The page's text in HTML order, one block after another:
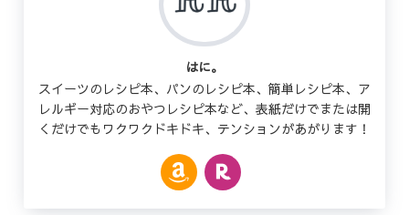
はに。
スイーツのレシピ本、パンのレシピ本、簡単レシピ本、ア
レルギー対応のおやつレシピ本など、表紙だけでまたは開
くだけでもワクワクドキドキ、テンションがあがります！